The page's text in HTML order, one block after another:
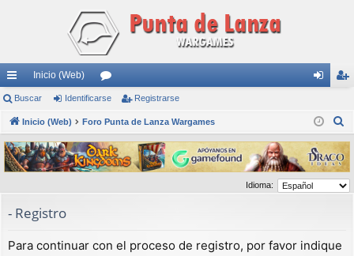
nl
ac
es
rá
pi
do
s
Inicio (Web)
or
os nti
fic
ar
se
ist
ra
rs
e
Buscar Identificarse Registrarse
Inicio (Web) Foro Punta de Lanza Wargames
s
c
a
Idioma:
- Registro
Para continuar con el proceso de registro, por favor indique